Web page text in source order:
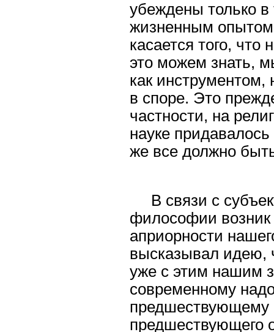
убеждены только
жизненным
касается того,
это можем знать,
как
в споре. Это
частности, на
науке
же все должно
В связи с
философии возник
априорности
высказывал идею,
уже с этим нашим
современному
предшествующему
предшествующего